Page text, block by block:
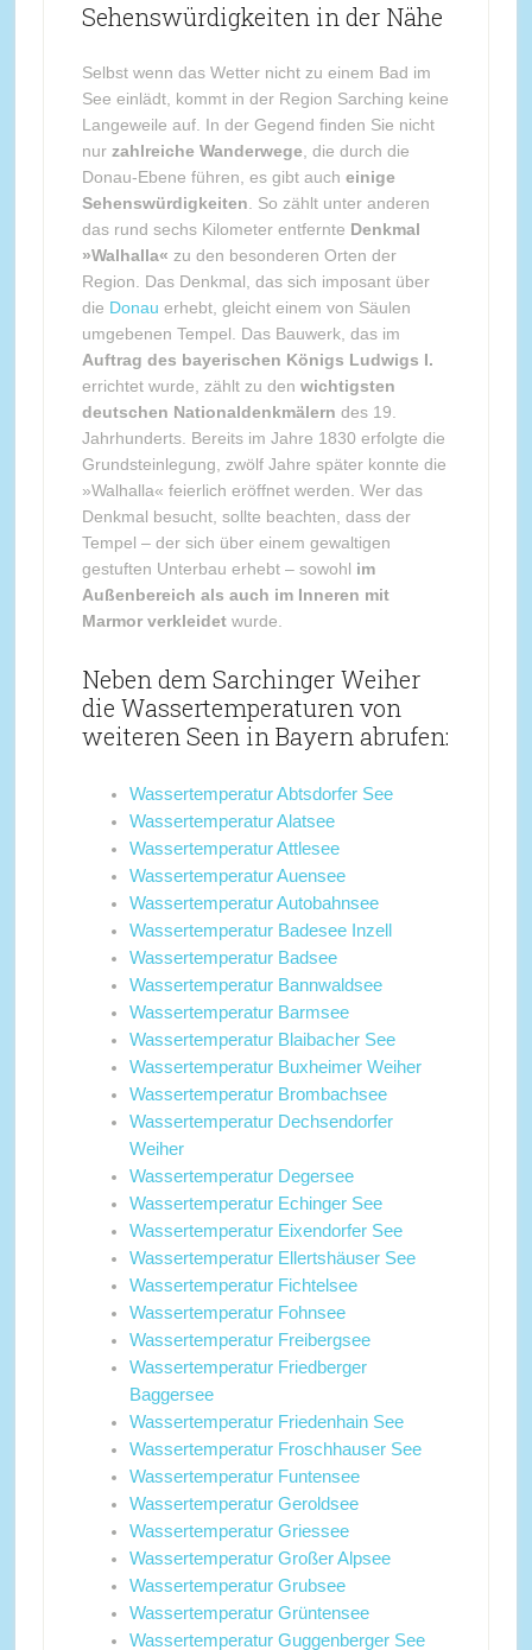
Sehenswürdigkeiten in der Nähe
Selbst wenn das Wetter nicht zu einem Bad im
See einlädt, kommt in der Region Sarching keine
Langeweile auf. In der Gegend finden Sie nicht
nur zahlreiche Wanderwege , die durch die
Donau-Ebene führen, es gibt auch einige
Sehenswürdigkeiten . So zählt unter anderen
das rund sechs Kilometer entfernte Denkmal
»Walhalla« zu den besonderen Orten der
Region. Das Denkmal, das sich imposant über
die Donau erhebt, gleicht einem von Säulen
umgebenen Tempel. Das Bauwerk, das im
Auftrag des bayerischen Königs Ludwigs I.
errichtet wurde, zählt zu den wichtigsten
deutschen Nationaldenkmälern des 19.
Jahrhunderts. Bereits im Jahre 1830 erfolgte die
Grundsteinlegung, zwölf Jahre später konnte die
»Walhalla« feierlich eröffnet werden. Wer das
Denkmal besucht, sollte beachten, dass der
Tempel – der sich über einem gewaltigen
gestuften Unterbau erhebt – sowohl im
Außenbereich als auch im Inneren mit
Marmor verkleidetwurde.
Neben dem Sarchinger Weiher
die Wassertemperaturen von
weiteren Seen in Bayern abrufen:
Wassertemperatur Abtsdorfer See
Wassertemperatur Alatsee
Wassertemperatur Attlesee
Wassertemperatur Auensee
Wassertemperatur Autobahnsee
Wassertemperatur Badesee Inzell
Wassertemperatur Badsee
Wassertemperatur Bannwaldsee
Wassertemperatur Barmsee
Wassertemperatur Blaibacher See
Wassertemperatur Buxheimer Weiher
Wassertemperatur Brombachsee
Wassertemperatur Dechsendorfer
Weiher
Wassertemperatur Degersee
Wassertemperatur Echinger See
Wassertemperatur Eixendorfer See
Wassertemperatur Ellertshäuser See
Wassertemperatur Fichtelsee
Wassertemperatur Fohnsee
Wassertemperatur Freibergsee
Wassertemperatur Friedberger
Baggersee
Wassertemperatur Friedenhain See
Wassertemperatur Froschhauser See
Wassertemperatur Funtensee
Wassertemperatur Geroldsee
Wassertemperatur Griessee
Wassertemperatur Großer Alpsee
Wassertemperatur Grubsee
Wassertemperatur Grüntensee
Wassertemperatur Guggenberger See